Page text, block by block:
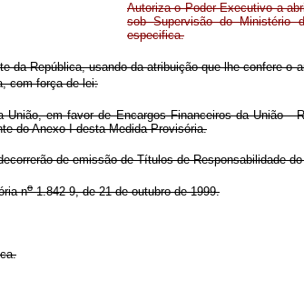
Autoriza o Poder Executivo a
sob Supervisão do Ministério
especifica.
da República, usando da atribuição que lhe confere o
com força de lei:
em favor de Encargos Financeiros da União -
do Anexo I desta Medida Provisória.
de emissão de Títulos de Responsabilidade
no1.842-9, de 21 de outubro de 1999.